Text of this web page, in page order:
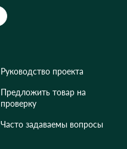
Руководство проекта
Предложить товар на
проверку
Часто задаваемы вопросы